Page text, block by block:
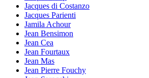
Jacques di Costanzo
Jacques Parienti
Jamila Achour
Jean Bensimon
Jean Cea
Jean Fourtaux
Jean Mas
Jean Pierre Fouchy